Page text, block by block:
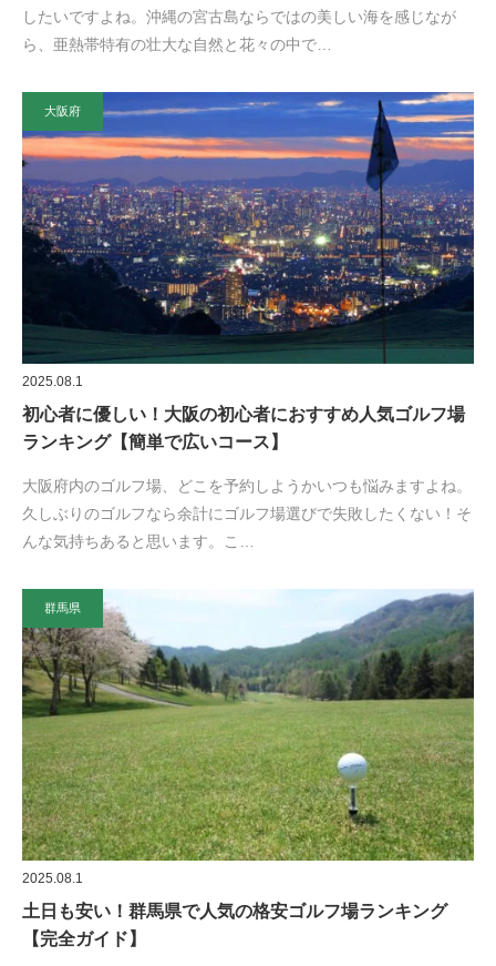
したいですよね。沖縄の宮古島ならではの美しい海を感じなが
ら、亜熱帯特有の壮大な自然と花々の中で…
大阪府
2025.08.1
初心者に優しい！大阪の初心者におすすめ人気ゴルフ場
ランキング【簡単で広いコース】
大阪府内のゴルフ場、どこを予約しようかいつも悩みますよね。
久しぶりのゴルフなら余計にゴルフ場選びで失敗したくない！そ
んな気持ちあると思います。こ…
群馬県
2025.08.1
土日も安い！群馬県で人気の格安ゴルフ場ランキング
【完全ガイド】